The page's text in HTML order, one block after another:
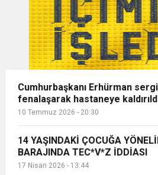
Cumhurbaşkanı Erhürman sergi
fenalaşarak hastaneye
10 Temmuz 2026 - 20:30
14 YAŞINDAKİ ÇOCUĞA
BARAJINDA TEC*V*Z İDDİASI
17 Nisan 2026 - 13:44